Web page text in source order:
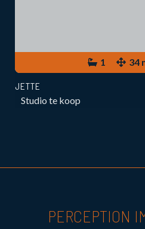
1 34
JETTE
Studio te koop
PERCEPTION